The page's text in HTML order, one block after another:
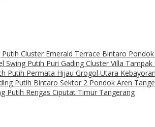
Putih Cluster Emerald Terrace Bintaro
Swing Putih Puri Gading Cluster Villa
Putih Permata Hijau Grogol Utara
Putih Bintaro Sektor 2 Pondok Aren
Putih Rengas Ciputat Timur Tangerang